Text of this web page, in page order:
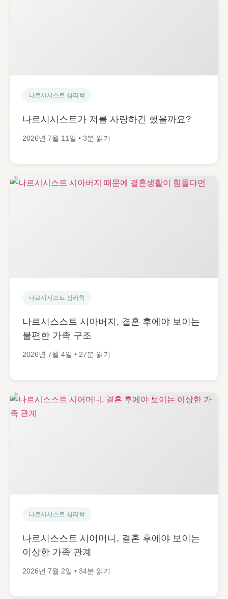
나르시시스트 심리학
나르시시스트가 저를 사랑하긴 했을까요?
2026년 7월 11일 • 3분 읽기
나르시시스트 심리학
나르시스스트 시아버지, 결혼 후에야 보이는
불편한 가족 구조
2026년 7월 4일 • 27분 읽기
나르시시스트 심리학
나르시스스트 시어머니, 결혼 후에야 보이는
이상한 가족 관계
2026년 7월 2일 • 34분 읽기